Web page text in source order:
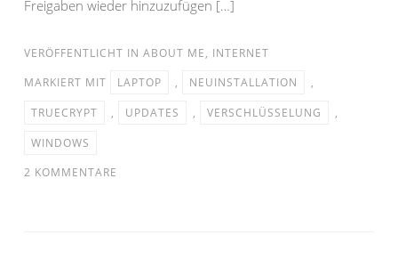
Freigaben wieder hinzuzufügen […]
VERÖFFENTLICHT IN ABOUT ME, INTERNET
MARKIERT MIT
LAPTOP , NEUINSTALLATION
,
TRUECRYPT
, UPDATES , VERSCHLÜSSELUNG
,
WINDOWS
2 KOMMENTARE